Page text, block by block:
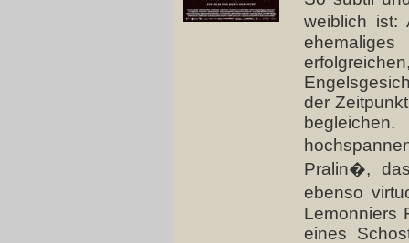
weiblich ist:
der
Pralin�,
ebenso
Lemonniers
eines